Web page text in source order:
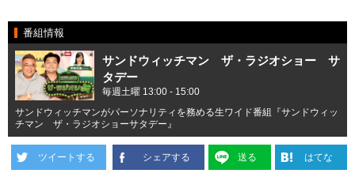
番組情報
サンドウィッチマン ザ・ラジオショー サ
タデー
毎週土曜 13:00 - 15:00
サンドウィッチマンがパーソナリティを務める生ワイド番組『サンドウィッ
チマン ザ・ラジオショーサタデー』
ツイートする シェアする 送る はてな